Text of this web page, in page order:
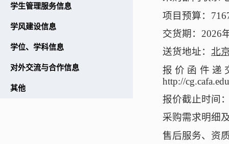
学生管理服务信息
学风建设信息
学位、学科信息
对外交流与合作信息
其他
项目预算：
交货期： 2026
送货地址： 北
报价函件递
http://
报价截止时间
采购需求明细
售后服务、资